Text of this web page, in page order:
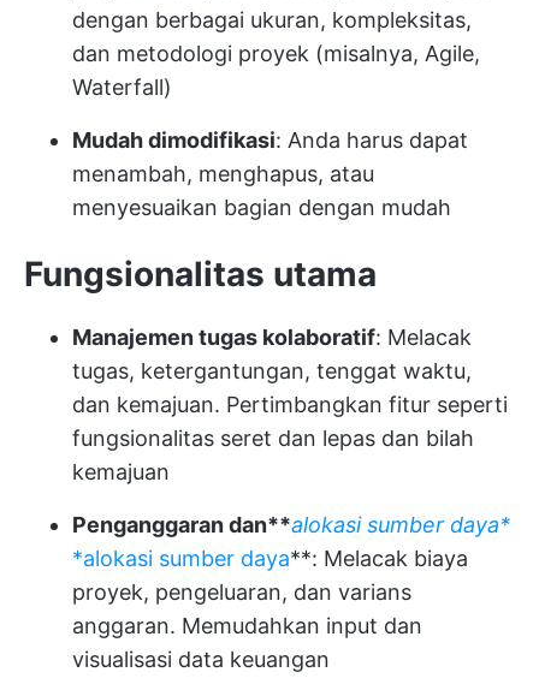
dengan berbagai ukuran, kompleksitas,
dan metodologi proyek (misalnya, Agile,
Waterfall)
Mudah dimodifikasi: Anda harus dapat
menambah, menghapus, atau
menyesuaikan bagian dengan mudah
Fungsionalitas utama
Manajemen tugas kolaboratif: Melacak
tugas, ketergantungan, tenggat waktu,
dan kemajuan. Pertimbangkan fitur seperti
fungsionalitas seret dan lepas dan bilah
kemajuan
Penganggaran dan**alokasi sumber daya*
*alokasi sumber daya**: Melacak biaya
proyek, pengeluaran, dan varians
anggaran. Memudahkan input dan
visualisasi data keuangan